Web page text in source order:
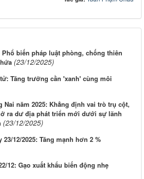
biến pháp luật phòng, chống thiên
(23/12/2025)
Tăng trưởng cần 'xanh' cùng môi
Nai năm 2025: Khẳng định vai trò trụ cột,
ra dư địa phát triển mới dưới sự lãnh
(23/12/2025)
23/12/2025: Tăng mạnh hơn 2 %
12: Gạo xuất khẩu biến động nhẹ